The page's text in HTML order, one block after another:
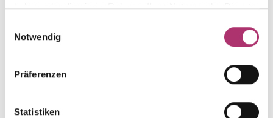
haben oder die sie im Rahmen Ihrer Nutzung der Dienste
Notwendig
Präferenzen
Statistiken
Discover more pieces from this collection.